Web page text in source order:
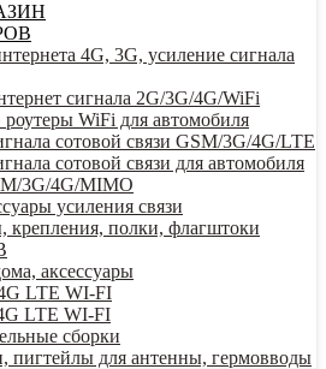
4G, 3G, усиление сигнала
сигнала 2G/3G/4G/WiFi
WiFi для автомобиля
сотовой связи GSM/3G/4G/LTE
сотовой связи для автомобиля
3G/4G/MIMO
усиления связи
полки, флагштоки
аксессуары
LTE WI-FI
LTE WI-FI
сборки
пигтейлы для антенны, гермовводы